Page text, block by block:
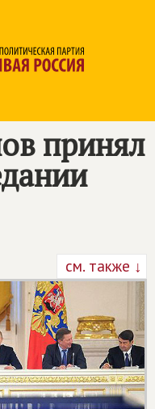
принял
см. также ↓